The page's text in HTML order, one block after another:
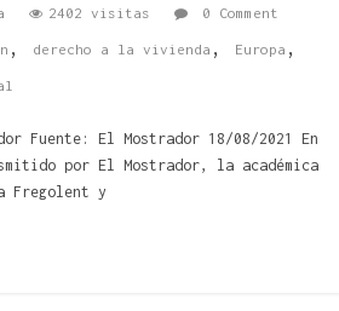
2402 visitas 0 Comment
, derecho a la vivienda , Europa ,
Fuente: El Mostrador 18/08/2021 En
por El Mostrador, la académica
Fregolent y